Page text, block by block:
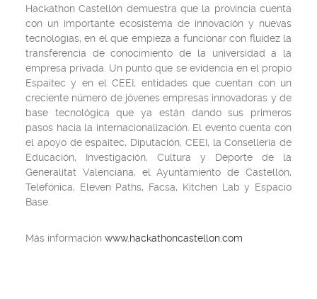
Hackathon Castellón demuestra que la provincia cuenta
con un importante ecosistema de innovación y nuevas
tecnologías, en el que empieza a funcionar con fluidez la
transferencia de conocimiento de la universidad a la
empresa privada. Un punto que se evidencia en el propio
Espaitec y en el CEEI, entidades que cuentan con un
creciente número de jóvenes empresas innovadoras y de
base tecnológica que ya están dando sus primeros
pasos hacia la internacionalización. El evento cuenta con
el apoyo de espaitec, Diputación, CEEI, la Conselleria de
Educación, Investigación, Cultura y Deporte de la
Generalitat Valenciana, el Ayuntamiento de Castellón,
Telefónica, Eleven Paths, Facsa, Kitchen Lab y Espacio
Base.
Más información www.hackathoncastellon.com